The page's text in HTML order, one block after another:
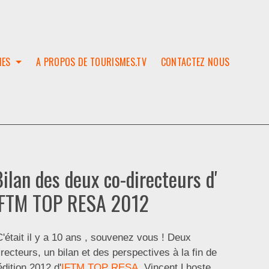
A PROPOS DE TOURISMES.TV CONTACTEZ NOUS
des deux co-directeurs d'
TOP RESA 2012
il y a 10 ans , souvenez vous ! Deux
un bilan et des perspectives à la fin de